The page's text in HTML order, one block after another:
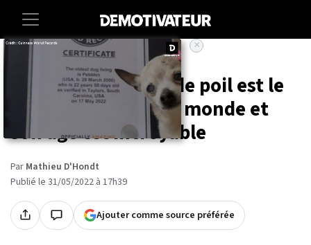
Insolite
Cette petite boule de poil est le
plus vieux chien au monde et
son âge est incroyable
Par Mathieu D'Hondt
Publié le 31/05/2022 à 17h39
Ajouter comme source préférée
×